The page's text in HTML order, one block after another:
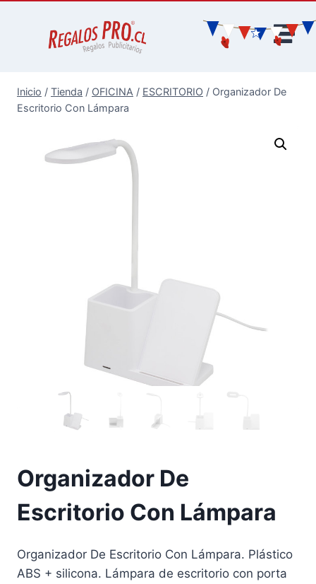
Inicio / Tienda / OFICINA / ESCRITORIO / Organizador De
Escritorio Con Lámpara
Organizador De
Escritorio Con Lámpara
Organizador De Escritorio Con Lámpara. Plástico
ABS + silicona. Lámpara de escritorio con porta